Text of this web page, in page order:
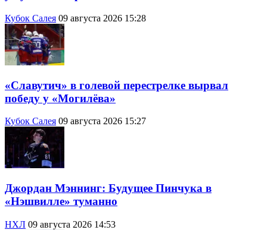
Кубок Салея 09 августа 2026 15:28
«Славутич» в голевой перестрелке вырвал
победу у «Могилёва»
Кубок Салея 09 августа 2026 15:27
Джордан Мэннинг: Будущее Пинчука в
«Нэшвилле» туманно
НХЛ 09 августа 2026 14:53